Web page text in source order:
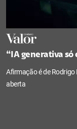
“IA generativa só
Afirmação é de Rodrigo
aberta